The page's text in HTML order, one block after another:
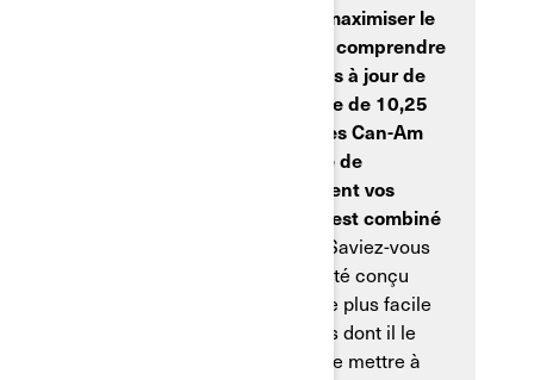
Nous voulons vous aider à maximiser le
plaisir - cela commence par comprendre
comment effectuer les mises à jour de
l'écran tactile. L'écran tactile de 10,25
pouces de certains véhicules Can-Am
offre une gamme incroyable de
fonctionnalités qui rehaussent vos
aventures, surtout lorsqu'il est combiné
Saviez-vous
que cet écran a également été conçu
pour rendre votre expérience plus facile
que jamais? L'une des façons dont il le
fait est en vous permettant de mettre à